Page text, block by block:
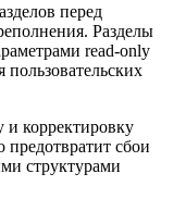
перед
Разделы
read-only
пользовательских
и корректировку
предотвратит сбои
структурами